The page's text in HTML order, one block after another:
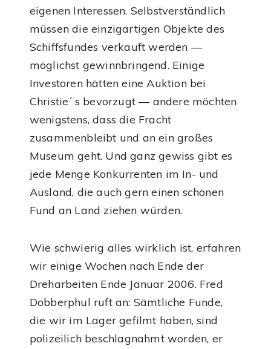
eigenen Interessen. Selbstverständlich
müssen die einzigartigen Objekte des
Schiffsfundes verkauft werden —
möglichst gewinnbringend. Einige
Investoren hätten eine Auktion bei
Christie´ s bevorzugt — andere möchten
wenigstens, dass die Fracht
zusammenbleibt und an ein großes
Museum geht. Und ganz gewiss gibt es
jede Menge Konkurrenten im In- und
Ausland, die auch gern einen schönen
Fund an Land ziehen würden.
Wie schwierig alles wirklich ist, erfahren
wir einige Wochen nach Ende der
Dreharbeiten Ende Januar 2006. Fred
Dobberphul ruft an: Sämtliche Funde,
die wir im Lager gefilmt haben, sind
polizeilich beschlagnahmt worden, er